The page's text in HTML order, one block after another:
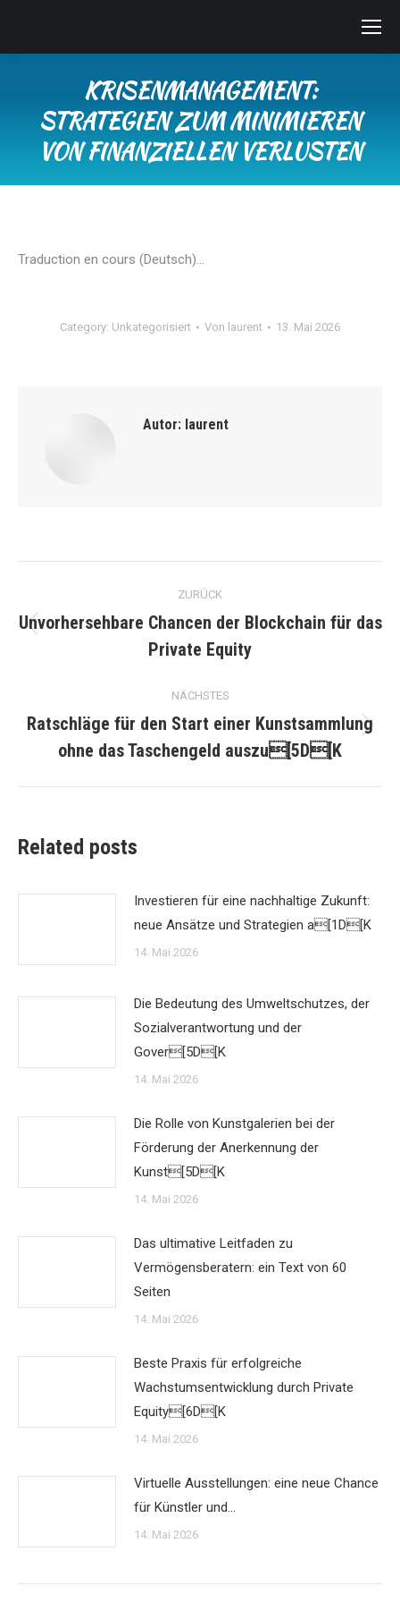
KRISENMANAGEMENT:
STRATEGIEN ZUM MINIMIEREN
VON FINANZIELLEN VERLUSTEN
Traduction en cours (Deutsch)…
Category: Unkategorisiert Von laurent 13. Mai 2026
Autor: laurent
Kommentarnavigation
ZURÜCK
Beitrag:
Unvorhersehbare Chancen der Blockchain für das
Private Equity
NÄCHSTES
Beitrag:
Ratschläge für den Start einer Kunstsammlung
ohne das Taschengeld auszu[5D[K
Related posts
Investieren für eine nachhaltige Zukunft:
neue Ansätze und Strategien a[1D[K
14. Mai 2026
Die Bedeutung des Umweltschutzes, der
Sozialverantwortung und der
Gover[5D[K
14. Mai 2026
Die Rolle von Kunstgalerien bei der
Förderung der Anerkennung der
Kunst[5D[K
14. Mai 2026
Das ultimative Leitfaden zu
Vermögensberatern: ein Text von 60
Seiten
14. Mai 2026
Beste Praxis für erfolgreiche
Wachstumsentwicklung durch Private
Equity[6D[K
14. Mai 2026
Virtuelle Ausstellungen: eine neue Chance
für Künstler und…
14. Mai 2026